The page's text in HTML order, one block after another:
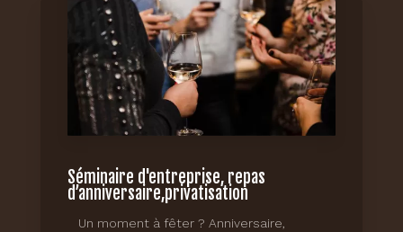
Séminaire d'entreprise, repas
d’anniversaire,privatisation
Un moment à fêter ? Anniversaire,